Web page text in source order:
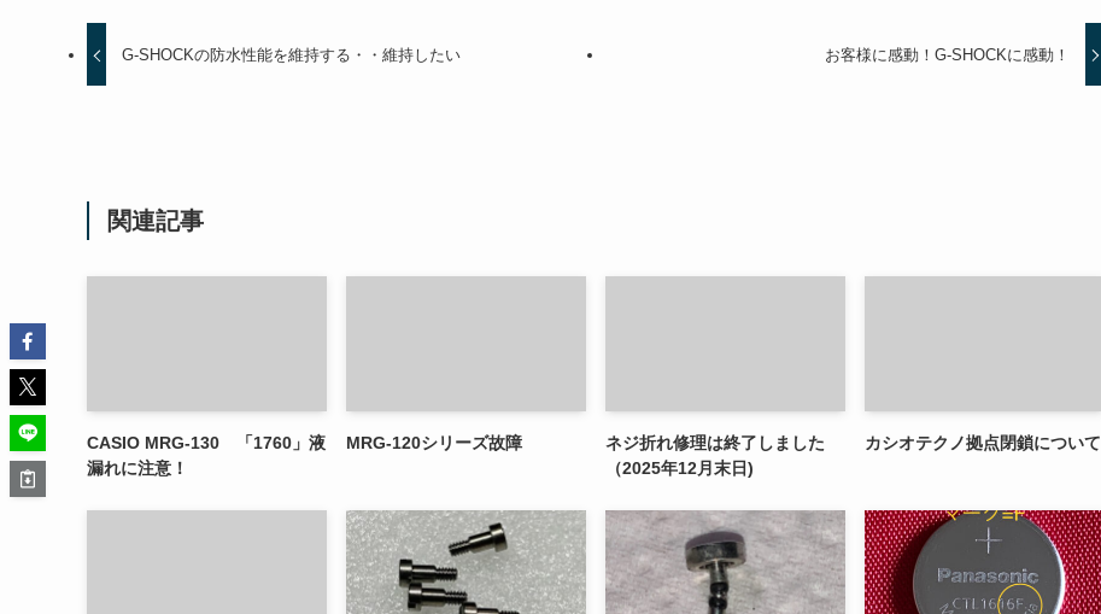
G-SHOCKの防水性能を維持する・・維持したい お客様に感動！G-SHOCKに感動！
関連記事
CASIO MRG-130 「1760」液
漏れに注意！
MRG-120シリーズ故障
ネジ折れ修理は終了しました
（2025年12月末日)
カシオテクノ拠点閉鎖について